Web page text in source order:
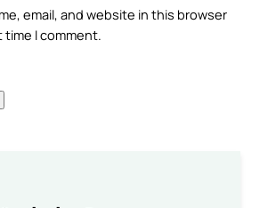
email, and website in this browser
I comment.